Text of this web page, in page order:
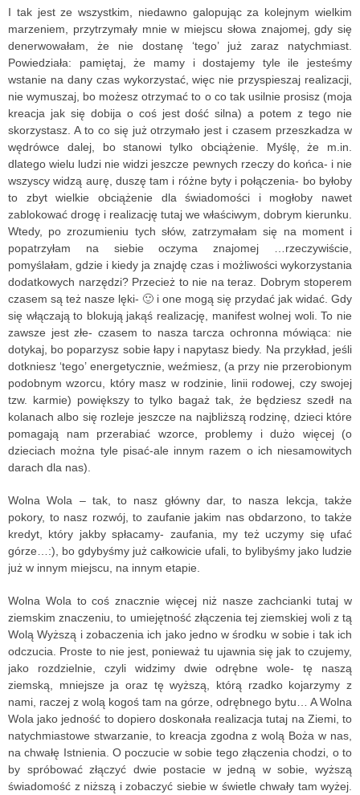
I tak jest ze wszystkim, niedawno galopując za kolejnym wielkim
marzeniem, przytrzymały mnie w miejscu słowa znajomej, gdy się
denerwowałam, że nie dostanę ‘tego’ już zaraz natychmiast.
Powiedziała: pamiętaj, że mamy i dostajemy tyle ile jesteśmy
wstanie na dany czas wykorzystać, więc nie przyspieszaj realizacji,
nie wymuszaj, bo możesz otrzymać to o co tak usilnie prosisz (moja
kreacja jak się dobija o coś jest dość silna) a potem z tego nie
skorzystasz. A to co się już otrzymało jest i czasem przeszkadza w
wędrówce dalej, bo stanowi tylko obciążenie. Myślę, że m.in.
dlatego wielu ludzi nie widzi jeszcze pewnych rzeczy do końca- i nie
wszyscy widzą aurę, duszę tam i różne byty i połączenia- bo byłoby
to zbyt wielkie obciążenie dla świadomości i mogłoby nawet
zablokować drogę i realizację tutaj we właściwym, dobrym kierunku.
Wtedy, po zrozumieniu tych słów, zatrzymałam się na moment i
popatrzyłam na siebie oczyma znajomej …rzeczywiście,
pomyślałam, gdzie i kiedy ja znajdę czas i możliwości wykorzystania
dodatkowych narzędzi? Przecież to nie na teraz. Dobrym stoperem
czasem są też nasze lęki- 🙂 i one mogą się przydać jak widać. Gdy
się włączają to blokują jakąś realizację, manifest wolnej woli. To nie
zawsze jest złe- czasem to nasza tarcza ochronna mówiąca: nie
dotykaj, bo poparzysz sobie łapy i napytasz biedy. Na przykład, jeśli
dotkniesz ‘tego’ energetycznie, weźmiesz, (a przy nie przerobionym
podobnym wzorcu, który masz w rodzinie, linii rodowej, czy swojej
tzw. karmie) powiększy to tylko bagaż tak, że będziesz szedł na
kolanach albo się rozleje jeszcze na najbliższą rodzinę, dzieci które
pomagają nam przerabiać wzorce, problemy i dużo więcej (o
dzieciach można tyle pisać-ale innym razem o ich niesamowitych
darach dla nas).
Wolna Wola – tak, to nasz główny dar, to nasza lekcja, także
pokory, to nasz rozwój, to zaufanie jakim nas obdarzono, to także
kredyt, który jakby spłacamy- zaufania, my też uczymy się ufać
górze…:), bo gdybyśmy już całkowicie ufali, to bylibyśmy jako ludzie
już w innym miejscu, na innym etapie.
Wolna Wola to coś znacznie więcej niż nasze zachcianki tutaj w
ziemskim znaczeniu, to umiejętność złączenia tej ziemskiej woli z tą
Wolą Wyższą i zobaczenia ich jako jedno w środku w sobie i tak ich
odczucia. Proste to nie jest, ponieważ tu ujawnia się jak to czujemy,
jako rozdzielnie, czyli widzimy dwie odrębne wole- tę naszą
ziemską, mniejsze ja oraz tę wyższą, którą rzadko kojarzymy z
nami, raczej z wolą kogoś tam na górze, odrębnego bytu… A Wolna
Wola jako jedność to dopiero doskonała realizacja tutaj na Ziemi, to
natychmiastowe stwarzanie, to kreacja zgodna z wolą Boża w nas,
na chwałę Istnienia. O poczucie w sobie tego złączenia chodzi, o to
by spróbować złączyć dwie postacie w jedną w sobie, wyższą
świadomość z niższą i zobaczyć siebie w świetle chwały tam wyżej.